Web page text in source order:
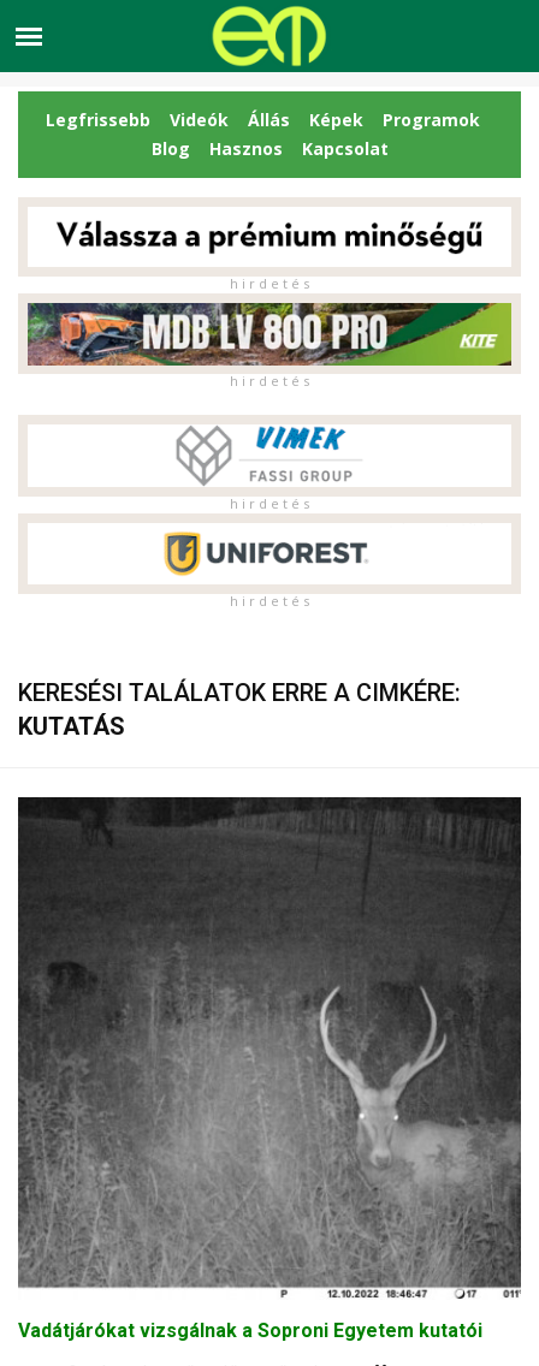
Legfrissebb Videók Állás Képek
Programok
Blog
Hasznos Kapcsolat
h i r d e t é s
h i r d e t é s
h i r d e t é s
h i r d e t é s
KERESÉSI TALÁLATOK ERRE A CIMKÉRE:
KUTATÁS
Vadátjárókat vizsgálnak a Soproni Egyetem kutatói